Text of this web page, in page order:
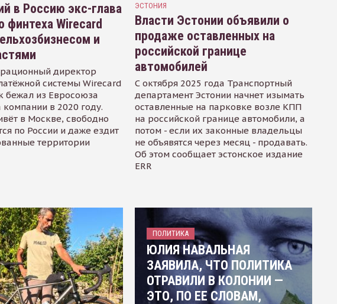
в Россию экс-глава
финтеха Wirecard
и
директор
системы Wirecard
бежал из Евросоюза
компании в 2020 году.
в Москве, свободно
по России и даже ездит
территории
ЭСТОНИЯ
Власти Эстонии объявили о
продаже оставленных на
российской границе
автомобилей
С октября 2025 года Транспортный
департамент Эстонии начнет изымать
оставленные на парковке возле КПП
на российской границе автомобили, а
потом - если их законные владельцы
не объявятся через месяц - продавать.
Об этом сообщает эстонское издание
ERR
ПОЛИТИКА
ЮЛИЯ НАВАЛЬНАЯ
ЗАЯВИЛА, ЧТО ПОЛИТИКА
ОТРАВИЛИ В КОЛОНИИ —
ЭТО, ПО ЕЕ СЛОВАМ,